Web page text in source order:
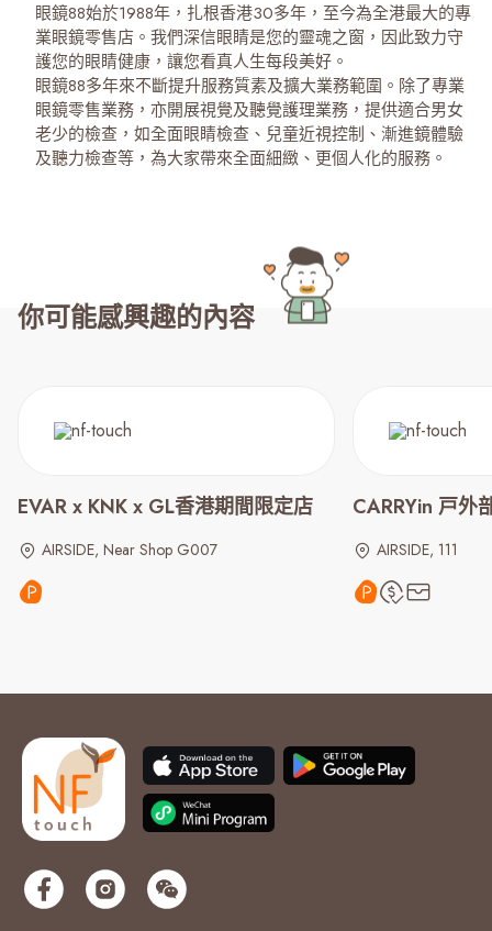
眼鏡88始於1988年，扎根香港30多年，至今為全港最大的專
業眼鏡零售店。我們深信眼睛是您的靈魂之窗，因此致力守
護您的眼睛健康，讓您看真人生每段美好。
眼鏡88多年來不斷提升服務質素及擴大業務範圍。除了專業
眼鏡零售業務，亦開展視覺及聽覺護理業務，提供適合男女
老少的檢查，如全面眼睛檢查、兒童近視控制、漸進鏡體驗
及聽力檢查等，為大家帶來全面細緻、更個人化的服務。
你可能感興趣的內容
EVAR x KNK x GL香港期間限定店
AIRSIDE, Near Shop G007
CARRYin 戸外
AIRSIDE, 111